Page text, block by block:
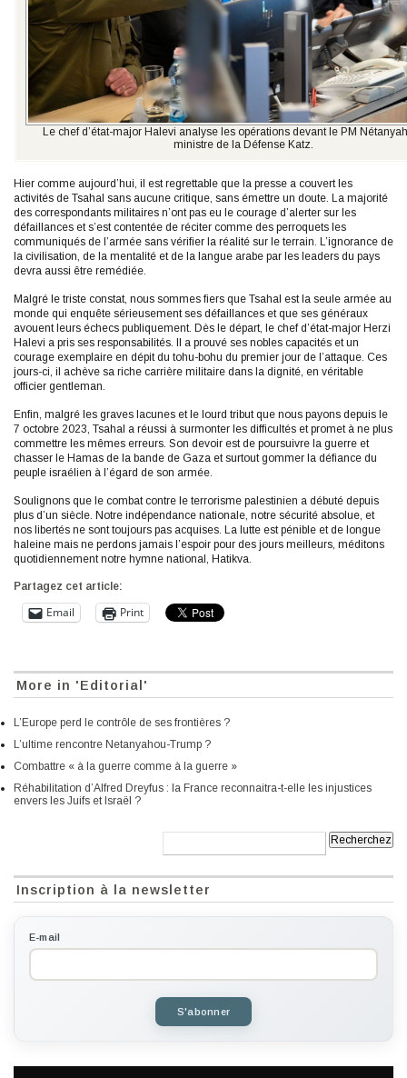
Le chef d’état-major Halevi analyse les opérations devant le PM
ministre de la Défense Katz.
Hier comme aujourd’hui, il est regrettable que la presse a couvert les
activités de Tsahal sans aucune critique, sans émettre un doute. La majorité
des correspondants militaires n’ont pas eu le courage d’alerter sur les
défaillances et s’est contentée de réciter comme des perroquets les
communiqués de l’armée sans vérifier la réalité sur le terrain. L’ignorance de
la civilisation, de la mentalité et de la langue arabe par les leaders du pays
devra aussi être remédiée.
Malgré le triste constat, nous sommes fiers que Tsahal est la seule armée au
monde qui enquête sérieusement ses défaillances et que ses généraux
avouent leurs échecs publiquement. Dès le départ, le chef d’état-major Herzi
Halevi a pris ses responsabilités. Il a prouvé ses nobles capacités et un
courage exemplaire en dépit du tohu-bohu du premier jour de l’attaque. Ces
jours-ci, il achève sa riche carrière militaire dans la dignité, en véritable
officier gentleman.
Enfin, malgré les graves lacunes et le lourd tribut que nous payons depuis le
7 octobre 2023, Tsahal a réussi à surmonter les difficultés et promet à ne plus
commettre les mêmes erreurs. Son devoir est de poursuivre la guerre et
chasser le Hamas de la bande de Gaza et surtout gommer la défiance du
peuple israélien à l’égard de son armée.
Soulignons que le combat contre le terrorisme palestinien a débuté depuis
plus d’un siècle. Notre indépendance nationale, notre sécurité absolue, et
nos libertés ne sont toujours pas acquises. La lutte est pénible et de longue
haleine mais ne perdons jamais l’espoir pour des jours meilleurs, méditons
quotidiennement notre hymne national, Hatikva.
Partagez cet article:
Email Print
More in 'Editorial'
L’Europe perd le contrôle de ses frontières ?
L’ultime rencontre Netanyahou-Trump ?
Combattre « à la guerre comme à la guerre »
Réhabilitation d’Alfred Dreyfus : la France reconnaitra-t-elle les injustices
envers les Juifs et Israël ?
Recherche:
Inscription à la newsletter
E-mail
S'abonner